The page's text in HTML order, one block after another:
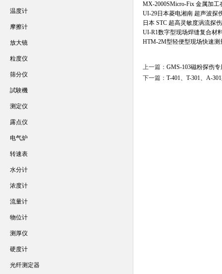
MX-2000SMicro-Fix 金属加工
UI-29日本菱电湘南 超声波探
日本 STC 超高灵敏度涡流探
UI-R1数字型现场焊缝复合材
HTM-2M型轻便型现场快速测
上一篇： GMS-103磁粉探伤
下一篇： T-401、T-301、A-
温度计
摩擦计
放大镜
粒度仪
筛分仪
試験機
测定仪
露点仪
电气炉
转速表
水分计
浓度计
流量计
物位计
测厚仪
硬度计
光纤测定器